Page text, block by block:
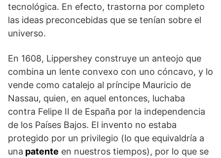
tecnológica. En efecto, trastorna por completo
las ideas preconcebidas que se tenían sobre el
universo.
En 1608, Lippershey construye un anteojo que
combina un lente convexo con uno cóncavo, y lo
vende como catalejo al príncipe Mauricio de
Nassau, quien, en aquel entonces, luchaba
contra Felipe II de España por la independen­cia
de los Países Bajos. El invento no estaba
protegido por un privilegio (lo que equivaldría a
una patente en nuestros tiempos), por lo que se